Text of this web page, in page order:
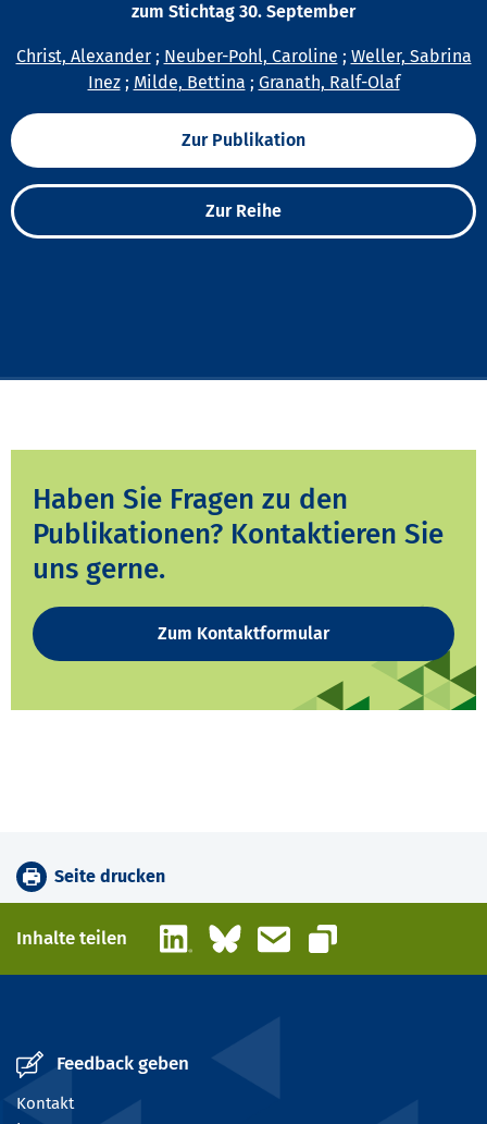
zum Stichtag 30. September
Christ, Alexander; Neuber-Pohl, Caroline ; Weller, Sabrina
Inez; Milde, Bettina ; Granath, Ralf-Olaf
Zur Publikation
Zur Reihe
Haben Sie Fragen zu den
Publikationen? Kontaktieren Sie
uns gerne.
Zum Kontaktformular
Seite drucken
Inhalte teilen LinkedInBlueskyE-Mail
Link kopieren
Feedback geben
Kontakt